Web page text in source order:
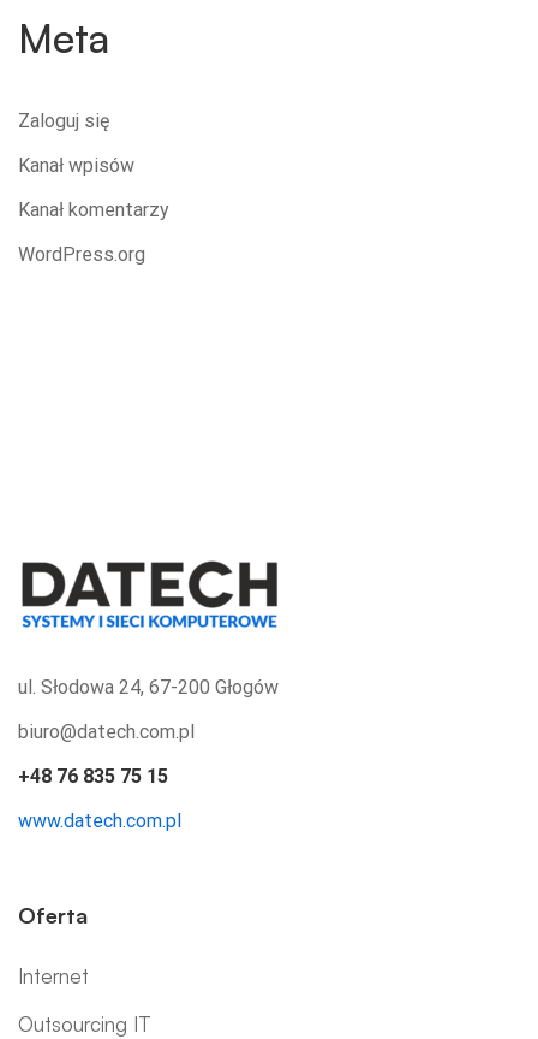
Meta
Zaloguj się
Kanał wpisów
Kanał komentarzy
WordPress.org
ul. Słodowa 24, 67-200 Głogów
biuro@datech.com.pl
+48 76 835 75 15
www.datech.com.pl
Oferta
Internet
Outsourcing IT